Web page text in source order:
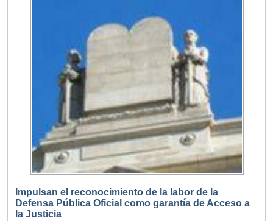
Impulsan el reconocimiento de la labor de la
Defensa Pública Oficial como garantía de Acceso a
la Justicia